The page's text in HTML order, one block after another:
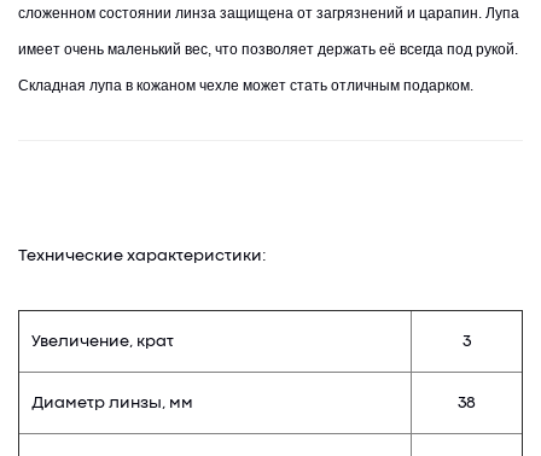
сложенном состоянии линза защищена от загрязнений и царапин. Лупа
имеет очень маленький вес, что позволяет держать её всегда под рукой.
Складная лупа в кожаном чехле может стать отличным подарком.
Технические характеристики:
Увеличение, крат 3
Диаметр линзы, мм 38